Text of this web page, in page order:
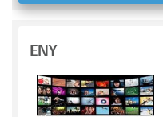
ENY